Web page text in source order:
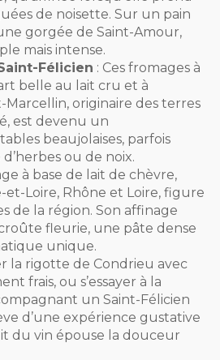
de noisette. Sur un pain
gorgée de Saint-Amour,
mais intense.
Félicien : Ces fromages à
belle au lait cru et à
Marcellin, originaire des terres
est devenu un
beaujolaises, parfois
ou de noix.
à base de lait de chèvre,
Loire, Rhône et Loire, figure
de la région. Son affinage
fleurie, une pâte dense
unique.
la rigotte de Condrieu avec
frais, ou s’essayer à la
un Saint-Félicien
d’une expérience gustative
du vin épouse la douceur